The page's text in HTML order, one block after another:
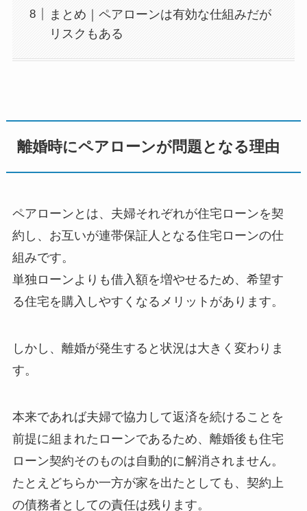
まとめ｜ペアローンは有効な仕組みだが
リスクもある
離婚時にペアローンが問題となる理由
ペアローンとは、夫婦それぞれが住宅ローンを契
約し、お互いが連帯保証人となる住宅ローンの仕
組みです。
単独ローンよりも借入額を増やせるため、希望す
る住宅を購入しやすくなるメリットがあります。
しかし、離婚が発生すると状況は大きく変わりま
す。
本来であれば夫婦で協力して返済を続けることを
前提に組まれたローンであるため、離婚後も住宅
ローン契約そのものは自動的に解消されません。
たとえどちらか一方が家を出たとしても、契約上
の債務者としての責任は残ります。